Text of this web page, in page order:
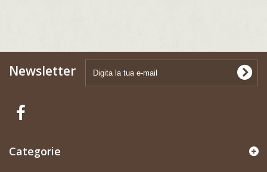
Newsletter
Categorie